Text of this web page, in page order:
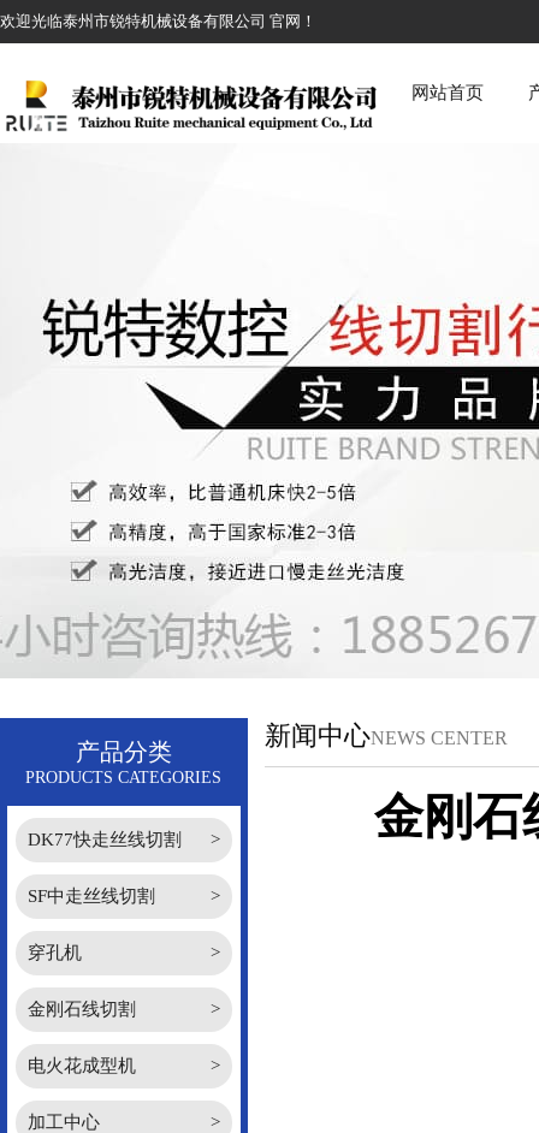
欢迎光临泰州市锐特机械设备有限公司 官网！
网站首页
产品分类
PRODUCTS CATEGORIES
DK77快走丝线切割 >
SF中走丝线切割 >
穿孔机 >
金刚石线切割 >
电火花成型机 >
加工中心 >
新闻中心NEWS CENTER
金刚石